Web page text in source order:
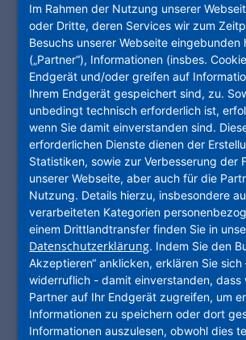
Website, auf der ein
eingesetzt wird, kann YouTube
dass Sie diese Unterseite
Wenn Sie gleichzeitig auf
sind, werden die gesammelten
Ihrem Google-Account
können Sie nur durch das
YouTube verhindern. Die
YouTube beruht auf Ihrer uns
erklärten Einwilligung nach Art. 6
DSGVO. Durch den Einsatz
iframes kommt es zu einem
Daten in die USA. Für
USA liegt kein
Angemessenheitsbeschluss der
Kommission vor. Die
erfolgt u.a. auf
Standardvertragsklauseln als
Im Rahmen der Nutzung unserer
oder Dritte, deren Services wir zum
Besuchs unserer Webseite eingebunden
(„Partner“), Informationen (insbes.
Endgerät und/oder greifen auf
Ihrem Endgerät gespeichert sind, zu.
unbedingt technisch erforderlich ist,
wenn Sie damit einverstanden sind.
erforderlichen Dienste dienen der
Statistiken, sowie zur Verbesserung der
unserer Webseite, aber auch für die
Nutzung. Details hierzu, insbesondere
verarbeiteten Kategorien
einem Drittlandtransfer finden Sie in
Datenschutzerklärung. Indem Sie den
Akzeptieren“ anklicken, erklären Sie
widerruflich - damit einverstanden, dass
Partner auf Ihr Endgerät zugreifen, um
Informationen zu speichern oder dort
Informationen auszulesen, obwohl dies